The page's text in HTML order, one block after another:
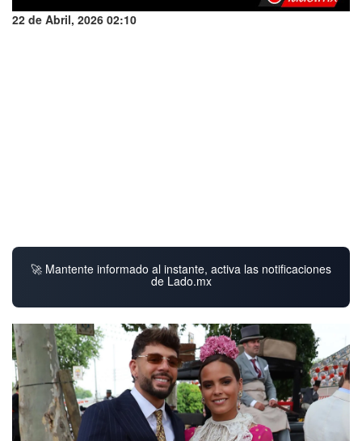
22 de Abril, 2026 02:10
🚀 Mantente informado al instante, activa las notificaciones
de Lado.mx